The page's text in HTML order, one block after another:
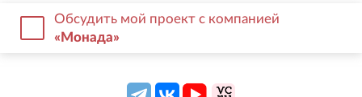
Обсудить мой проект с компанией
«Монада»